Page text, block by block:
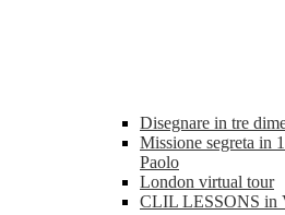
Disegnare in tre
Missione segreta in
Paolo
London virtual tour
CLIL LESSONS in